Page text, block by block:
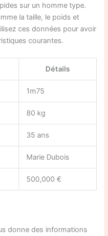
sur un homme type.
la taille, le poids et
ces données pour avoir
courantes.
Détails
1m75
80 kg
35 ans
Marie Dubois
500,000 €
donne des informations